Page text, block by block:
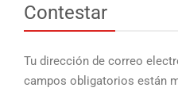
Contestar
Tu dirección de correo
campos obligatorios están